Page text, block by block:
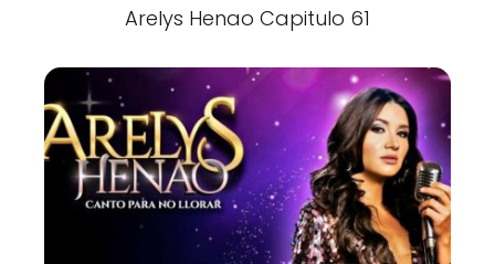
Arelys Henao Capitulo 61